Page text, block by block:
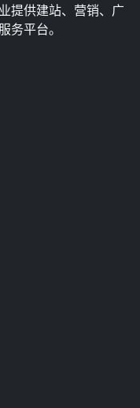
提供建站、营销、广
务平台。